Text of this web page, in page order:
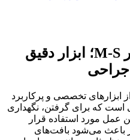
پنس آلیس 18 سانتی‌متر M-S؛ ابزار دقیق
جراحی
ابزارهای تخصصی و پرکاربرد
که برای گرفتن، نگهداری
مورد استفاده قرار
باعث می‌شود بافت‌های